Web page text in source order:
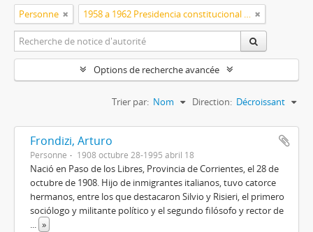
Personne 1958 a 1962 Presidencia constitucional de Arturo Frondizi
Options de recherche avancée
Trier par: Nom Direction: Décroissant
Frondizi, Arturo
Personne 1908 octubre 28-1995 abril 18
Nació en Paso de los Libres, Provincia de Corrientes, el 28 de
octubre de 1908. Hijo de inmigrantes italianos, tuvo catorce
hermanos, entre los que destacaron Silvio y Risieri, el primero
sociólogo y militante político y el segundo filósofo y rector de
... »